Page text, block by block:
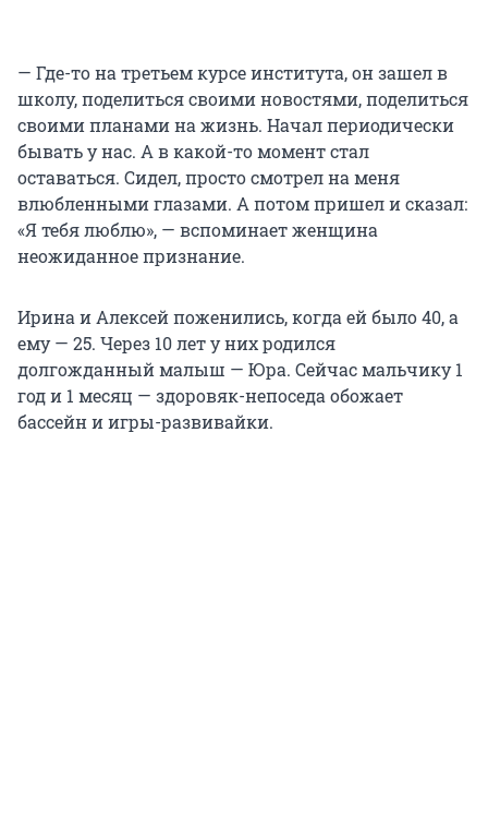
— Где-то на третьем курсе института, он зашел в
школу, поделиться своими новостями, поделиться
своими планами на жизнь. Начал периодически
бывать у нас. А в какой-то момент стал
оставаться. Сидел, просто смотрел на меня
влюбленными глазами. А потом пришел и сказал:
«Я тебя люблю», — вспоминает женщина
неожиданное признание.
Ирина и Алексей поженились, когда ей было 40, а
ему — 25. Через 10 лет у них родился
долгожданный малыш — Юра. Сейчас мальчику 1
год и 1 месяц — здоровяк-непоседа обожает
бассейн и игры-развивайки.